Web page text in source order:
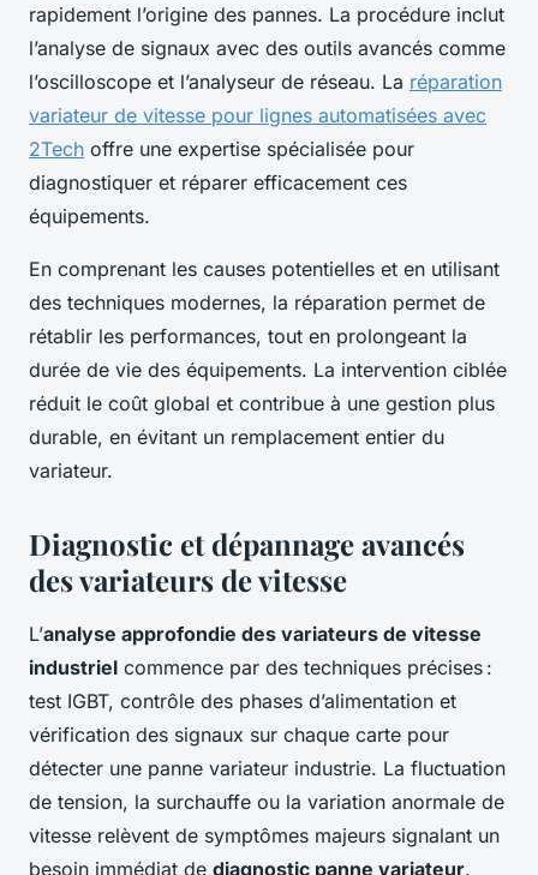
rapidement l’origine des pannes. La procédure inclut
l’analyse de signaux avec des outils avancés comme
l’oscilloscope et l’analyseur de réseau. La réparation
variateur de vitesse pour lignes automatisées avec
2Tech offre une expertise spécialisée pour
diagnostiquer et réparer efficacement ces
équipements.
En comprenant les causes potentielles et en utilisant
des techniques modernes, la réparation permet de
rétablir les performances, tout en prolongeant la
durée de vie des équipements. La intervention ciblée
réduit le coût global et contribue à une gestion plus
durable, en évitant un remplacement entier du
variateur.
Diagnostic et dépannage avancés
des variateurs de vitesse
L’analyse approfondie des variateurs de vitesse
industriel commence par des techniques précises :
test IGBT, contrôle des phases d’alimentation et
vérification des signaux sur chaque carte pour
détecter une panne variateur industrie. La fluctuation
de tension, la surchauffe ou la variation anormale de
vitesse relèvent de symptômes majeurs signalant un
besoin immédiat de diagnostic panne variateur.